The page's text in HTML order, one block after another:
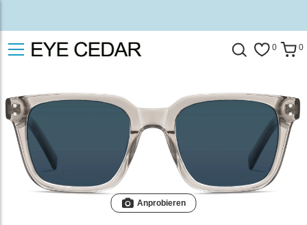
0 0
Anprobieren